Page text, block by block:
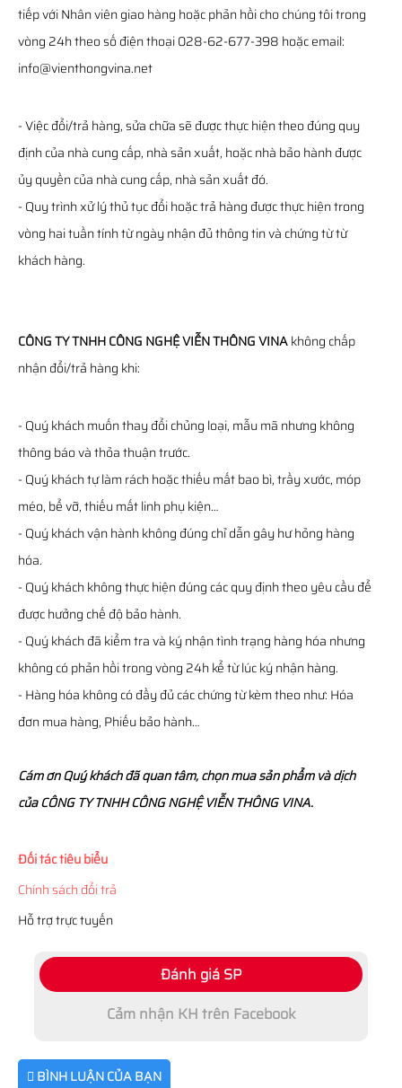
tiếp với Nhân viên giao hàng hoặc phản hồi cho chúng tôi trong
vòng 24h theo số điện thoại 028-62-677-398 hoặc email:
info@vienthongvina.net
- Việc đổi/trả hàng, sửa chữa sẽ được thực hiện theo đúng quy
định của nhà cung cấp, nhà sản xuất, hoặc nhà bảo hành được
ủy quyền của nhà cung cấp, nhà sản xuất đó.
- Quy trình xử lý thủ tục đổi hoặc trả hàng được thực hiện trong
vòng hai tuần tính từ ngày nhận đủ thông tin và chứng từ từ
khách hàng.
CÔNG TY TNHH CÔNG NGHỆ VIỄN THÔNG VINAkhông chấp
nhận đổi/trả hàng khi:
- Quý khách muốn thay đổi chủng loại, mẫu mã nhưng không
thông báo và thỏa thuận trước.
- Quý khách tự làm rách hoặc thiếu mất bao bì, trầy xước, móp
méo, bể vỡ, thiếu mất linh phụ kiện…
- Quý khách vận hành không đúng chỉ dẫn gây hư hỏng hàng
hóa.
- Quý khách không thực hiện đúng các quy định theo yêu cầu để
được hưởng chế độ bảo hành.
- Quý khách đã kiểm tra và ký nhận tình trạng hàng hóa nhưng
không có phản hồi trong vòng 24h kể từ lúc ký nhận hàng.
- Hàng hóa không có đầy đủ các chứng từ kèm theo như: Hóa
đơn mua hàng, Phiếu bảo hành…
Cám ơn Quý khách đã quan tâm, chọn mua sản phẩm và dịch
của CÔNG TY TNHH CÔNG NGHỆ VIỄN THÔNG VINA.
Đối tác tiêu biểu
Chính sách đổi trả
Hỗ trợ trực tuyến
Đánh giá SP
Cảm nhận KH trên Facebook
BÌNH LUẬN CỦA BẠN